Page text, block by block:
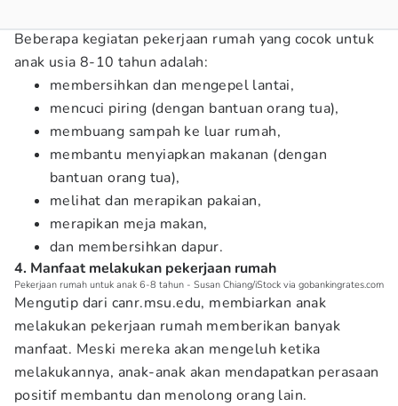
Beberapa kegiatan pekerjaan rumah yang cocok untuk
anak usia 8-10 tahun adalah:
membersihkan dan mengepel lantai,
mencuci piring (dengan bantuan orang tua),
membuang sampah ke luar rumah,
membantu menyiapkan makanan (dengan
bantuan orang tua),
melihat dan merapikan pakaian,
merapikan meja makan,
dan membersihkan dapur.
4. Manfaat melakukan pekerjaan rumah
Pekerjaan rumah untuk anak 6-8 tahun - Susan Chiang/iStock via gobankingrates.com
Mengutip dari canr.msu.edu, membiarkan anak
melakukan pekerjaan rumah memberikan banyak
manfaat. Meski mereka akan mengeluh ketika
melakukannya, anak-anak akan mendapatkan perasaan
positif membantu dan menolong orang lain.